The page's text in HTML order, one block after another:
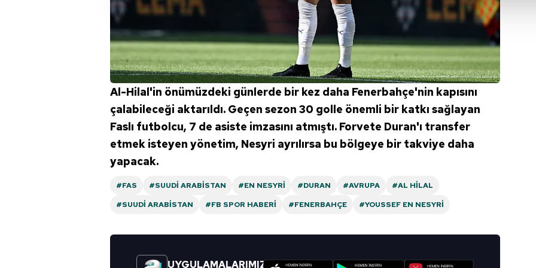
çerezler vasıtasıyla çeşitli kişisel verileriniz işlenmekte olup gerekli olan çerezler bilgi toplumu
amacıyla kullanılmaktadır. Diğer çerezler, sitemizin daha işlevsel kılınması ve
reklam/pazarlama faaliyetlerinin yapılması, amaçlarıyla sınırlı olarak açık rızanız dahilinde
Çerezlere ilişkin tercihlerinizi aşağıda yer alan panel vasıtasıyla belirleyebilirsiniz. Çerezlere
butonuna tıklayabilir, Çerez Bilgilendirme Metnimiziziyaret edebilirsiniz.
6698 sayılı Kişisel Verilerin Korunması Kanunu uyarınca hazırlanmış Aydınlatma Metnimizi
mevzuata uygun olarak kullanılan çerezlerle ilgili bilgi almak için lütfentıklayınız
Al-Hilal'in önümüzdeki günlerde bir kez daha Fenerbahçe'nin kapısını
çalabileceği aktarıldı. Geçen sezon 30 golle önemli bir katkı sağlayan
Faslı futbolcu, 7 de asiste imzasını atmıştı. Forvete Duran'ı transfer
etmek isteyen yönetim, Nesyri ayrılırsa bu bölgeye bir takviye daha
yapacak.
#FAS #SUUDI ARABISTAN #EN NESYRI #DURAN #AVRUPA
#AL HILAL
#SUUDI ARABISTAN
#FB SPOR HABERI #FENERBAHÇE #YOUSSEF EN NESYRI
UYGULAMALARIMIZI